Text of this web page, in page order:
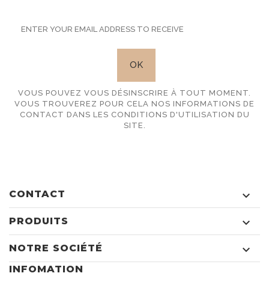
VOUS POUVEZ VOUS DÉSINSCRIRE À TOUT MOMENT.
VOUS TROUVEREZ POUR CELA NOS INFORMATIONS DE
CONTACT DANS LES CONDITIONS D'UTILISATION DU
SITE.
CONTACT 
PRODUITS 
NOTRE SOCIÉTÉ 
INFOMATION